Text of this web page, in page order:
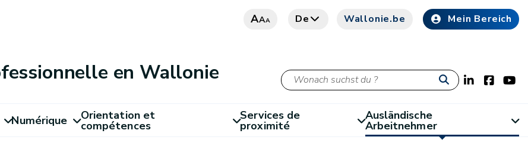
AAA De Wallonie.be Mein Bereich
en Wallonie
Numérique Orientation et
compétences
Services de
proximité
Ausländische
Arbeitnehmer